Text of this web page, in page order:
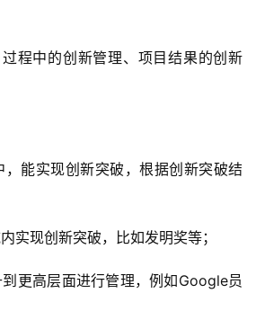
程中的创新管理、项目结果的创新
能实现创新突破，根据创新突破结
实现创新突破，比如发明奖等；
更高层面进行管理，例如Google员